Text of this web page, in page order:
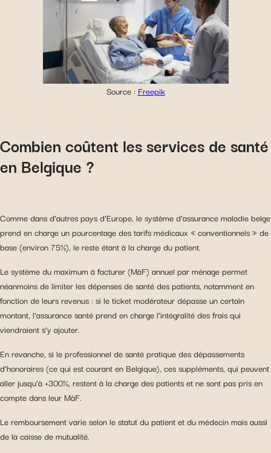
Source : Freepik
Combien coûtent les services de santé
en Belgique ?
Comme dans d’autres pays d’Europe, le système d’assurance maladie belge
prend en charge un pourcentage des tarifs médicaux « conventionnels » de
base (environ 75%), le reste étant à la charge du patient.
Le système du maximum à facturer (MàF) annuel par ménage permet
néanmoins de limiter les dépenses de santé des patients, notamment en
fonction de leurs revenus : si le ticket modérateur dépasse un certain
montant, l’assurance santé prend en charge l’intégralité des frais qui
viendraient s’y ajouter.
En revanche, si le professionnel de santé pratique des dépassements
d’honoraires (ce qui est courant en Belgique), ces suppléments, qui peuvent
aller jusqu’à +300%, restent à la charge des patients et ne sont pas pris en
compte dans leur MàF.
Le remboursement varie selon le statut du patient et du médecin mais aussi
de la caisse de mutualité.